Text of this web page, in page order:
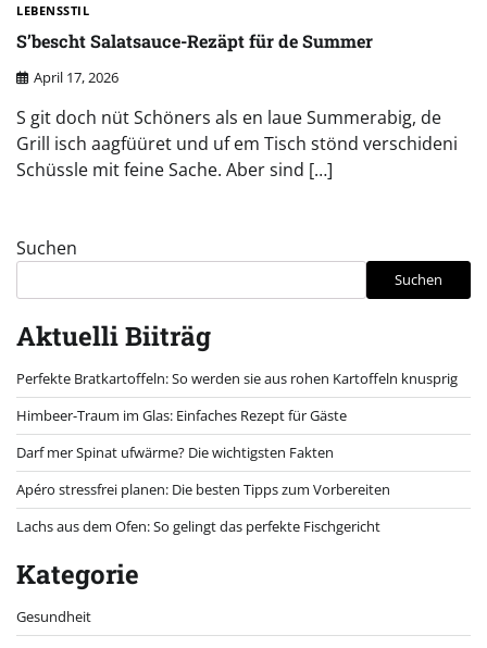
LEBENSSTIL
S’bescht Salatsauce-Rezäpt für de Summer
April 17, 2026
S git doch nüt Schöners als en laue Summerabig, de
Grill isch aagfüüret und uf em Tisch stönd verschideni
Schüssle mit feine Sache. Aber sind […]
Suchen
Suchen
Aktuelli Biiträg
Perfekte Bratkartoffeln: So werden sie aus rohen Kartoffeln knusprig
Himbeer-Traum im Glas: Einfaches Rezept für Gäste
Darf mer Spinat ufwärme? Die wichtigsten Fakten
Apéro stressfrei planen: Die besten Tipps zum Vorbereiten
Lachs aus dem Ofen: So gelingt das perfekte Fischgericht
Kategorie
Gesundheit